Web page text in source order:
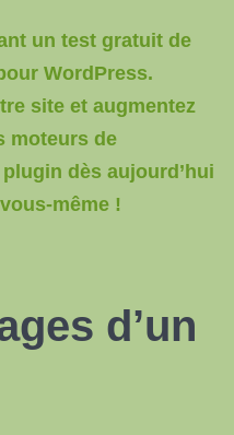
un test gratuit de
WordPress.
site et augmentez
moteurs de
dès aujourd’hui
même !
d’un